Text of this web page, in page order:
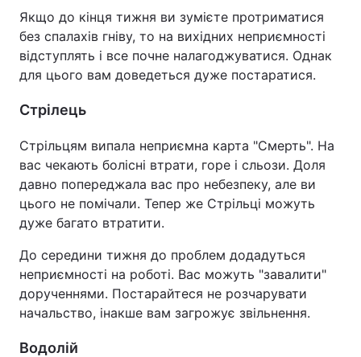
Якщо до кінця тижня ви зумієте протриматися
без спалахів гніву, то на вихідних неприємності
відступлять і все почне налагоджуватися. Однак
для цього вам доведеться дуже постаратися.
Стрілець
Стрільцям випала неприємна карта "Смерть". На
вас чекають болісні втрати, горе і сльози. Доля
давно попереджала вас про небезпеку, але ви
цього не помічали. Тепер же Стрільці можуть
дуже багато втратити.
До середини тижня до проблем додадуться
неприємності на роботі. Вас можуть "завалити"
дорученнями. Постарайтеся не розчарувати
начальство, інакше вам загрожує звільнення.
Водолій